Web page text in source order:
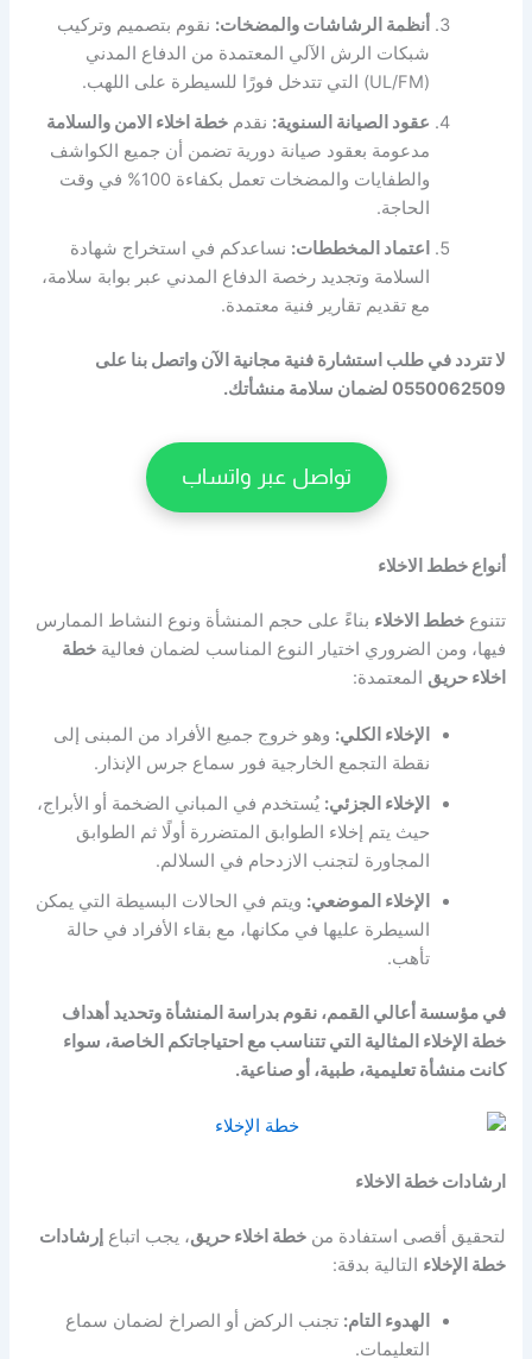
أنظمة الرشاشات والمضخات: نقوم بتصميم وتركيب
شبكات الرش الآلي المعتمدة من الدفاع المدني
(UL/FM) التي تتدخل فورًا للسيطرة على اللهب.
عقود الصيانة السنوية: نقدمخطة اخلاء الامن والسلامة
مدعومة بعقود صيانة دورية تضمن أن جميع الكواشف
والطفايات والمضخات تعمل بكفاءة 100% في وقت
الحاجة.
اعتماد المخططات: نساعدكم في استخراج شهادة
السلامة وتجديد رخصة الدفاع المدني عبر بوابة سلامة،
مع تقديم تقارير فنية معتمدة.
لا تتردد في طلب استشارة فنية مجانية الآن واتصل بنا على
0550062509 لضمان سلامة منشأتك.
تواصل عبر واتساب
أنواع خطط الاخلاء
تتنوعخطط الاخلاء بناءً على حجم المنشأة ونوع النشاط الممارس
فيها، ومن الضروري اختيار النوع المناسب لضمان فعاليةخطة
اخلاء حريق المعتمدة:
الإخلاء الكلي: وهو خروج جميع الأفراد من المبنى إلى
نقطة التجمع الخارجية فور سماع جرس الإنذار.
الإخلاء الجزئي: يُستخدم في المباني الضخمة أو الأبراج،
حيث يتم إخلاء الطوابق المتضررة أولًا ثم الطوابق
المجاورة لتجنب الازدحام في السلالم.
الإخلاء الموضعي: ويتم في الحالات البسيطة التي يمكن
السيطرة عليها في مكانها، مع بقاء الأفراد في حالة
تأهب.
في مؤسسة أعالي القمم، نقوم بدراسة المنشأة وتحديد أهداف
خطة الإخلاء المثالية التي تتناسب مع احتياجاتكم الخاصة، سواء
كانت منشأة تعليمية، طبية، أو صناعية.
ارشادات خطة الاخلاء
لتحقيق أقصى استفادة منخطة اخلاء حريق، يجب اتباعإرشادات
خطة الإخلاء التالية بدقة:
الهدوء التام: تجنب الركض أو الصراخ لضمان سماع
التعليمات.